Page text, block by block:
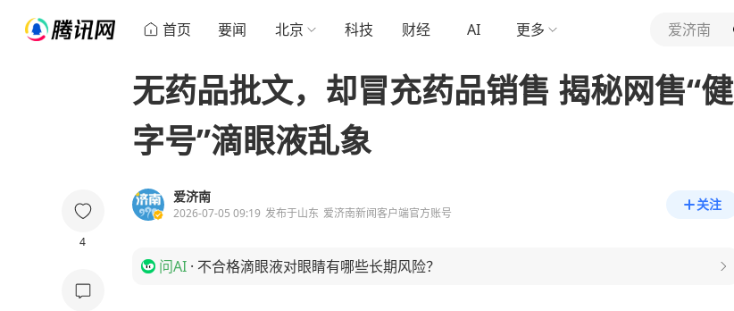
首页 要闻 北京 科技 财经 AI 更多 爱济南
4
无药品批文，却冒充药品销售 揭秘网售“健
字号”滴眼液乱象
爱济南
2026-07-05 09:19 发布于山东 爱济南新闻客户端官方账号
关注
问AI · 不合格滴眼液对眼睛有哪些长期风险？